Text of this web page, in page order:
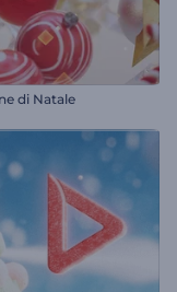
di Natale